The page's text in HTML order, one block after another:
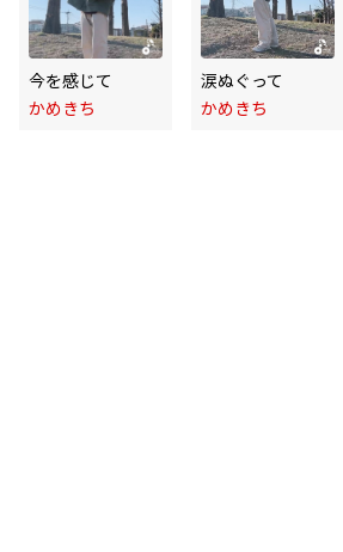
今を感じて
かめきち
涙ぬぐって
かめきち